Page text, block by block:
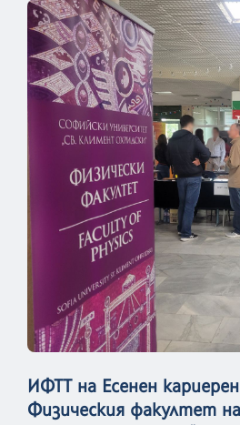
ИФТТ на Есенен
Физическия факултет